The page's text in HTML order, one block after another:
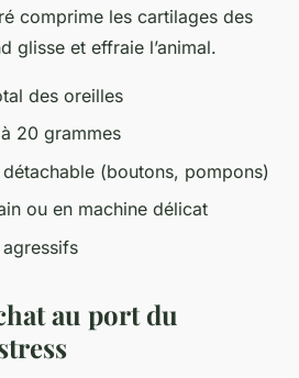
comprime les cartilages des
glisse et effraie l’animal.
des oreilles
20 grammes
détachable (boutons, pompons)
ou en machine délicat
au port du